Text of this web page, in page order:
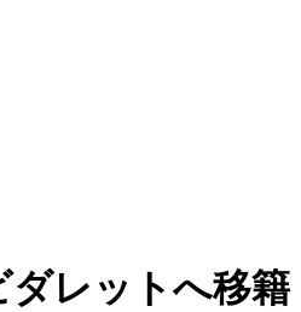
レットへ移籍